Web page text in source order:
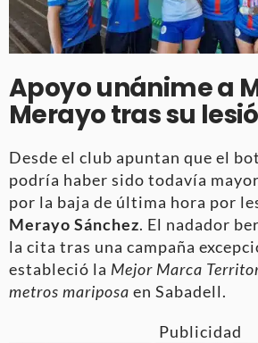
Apoyo unánime a
Merayo tras su
Desde el club apuntan que el
podría haber sido todavía
por la baja de última hora por
Merayo Sánchez. El nadador
la cita tras una campaña
estableció la Mejor Marca
metros mariposa en Sabadell.
Publicidad